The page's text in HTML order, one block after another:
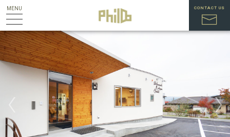
CONTACT US
toggle
navigation
MENU